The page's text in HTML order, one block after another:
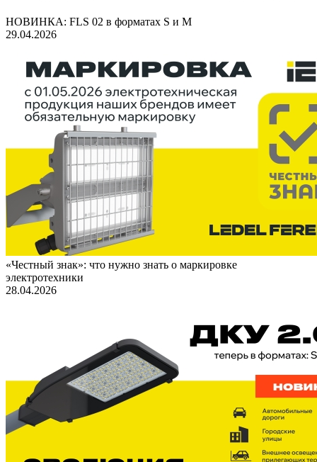
НОВИНКА: FLS 02 в форматах S и M
29.04.2026
«Честный знак»: что нужно знать о маркировке
электротехники
28.04.2026